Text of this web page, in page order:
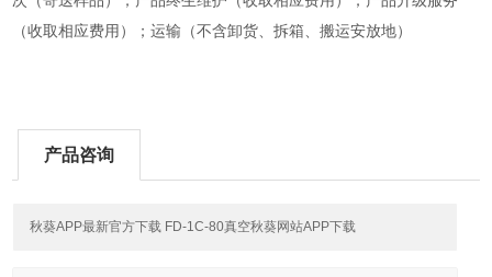
（收取相应费用）；运输（不含卸货、拆箱、搬运安放地）
产品咨询